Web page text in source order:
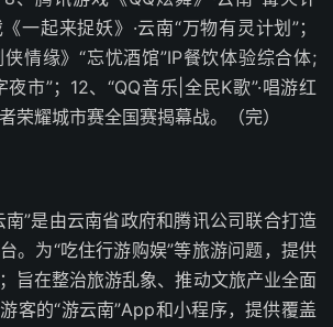
一起来捉妖》·云南“万物有灵计划”；
情缘》“忘忧酒馆”IP餐饮体验综合体;
夜市”；12、“QQ音乐|全民K歌”·唱游红
荣耀城市赛全国赛揭幕战。（完）
南”是由云南省政府和腾讯公司联合打造
。为“吃住行游购娱”等旅游问题，提供
旨在整治旅游乱象、推动文旅产业全面
客的“游云南”App和小程序，提供覆盖